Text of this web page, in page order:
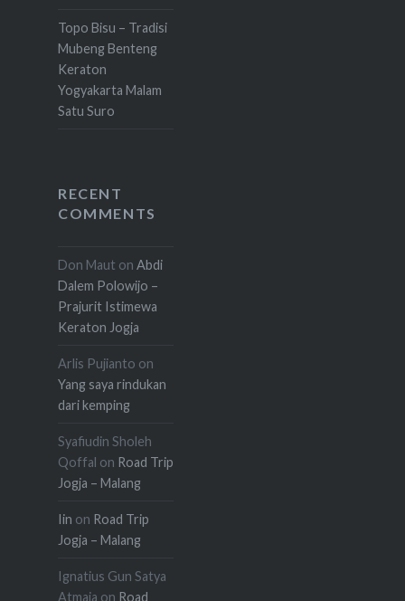
Topo Bisu – Tradisi
Mubeng Benteng
Keraton
Yogyakarta Malam
Satu Suro
RECENT
COMMENTS
Don Maut on Abdi
Dalem Polowijo –
Prajurit Istimewa
Keraton Jogja
Arlis Pujianto on
Yang saya rindukan
dari kemping
Syafiudin Sholeh
Qoffal on Road Trip
Jogja – Malang
Iin on Road Trip
Jogja – Malang
Ignatius Gun Satya
Atmaja on Road